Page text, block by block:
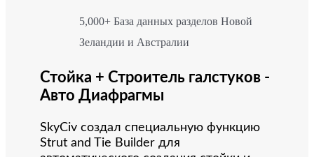
5,000+ База данных разделов Новой
Зеландии и Австралии
Стойка + Строитель галстуков -
Авто Диафрагмы
SkyCiv создал специальную функцию
Strut and Tie Builder для